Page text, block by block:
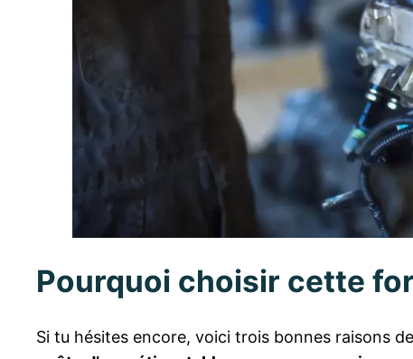
Pourquoi choisir cette
Si tu hésites encore, voici trois bonnes raisons